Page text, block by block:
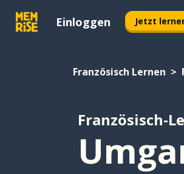
Einloggen Jetzt
Französisch Lernen
Französisch-